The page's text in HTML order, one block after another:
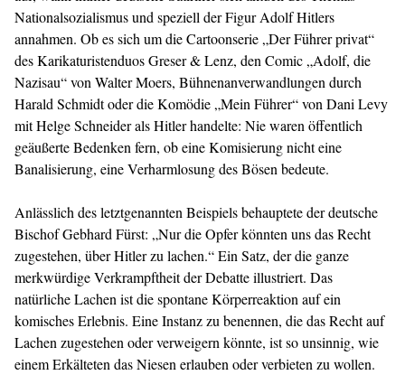
Nationalsozialismus und speziell der Figur Adolf Hitlers
annahmen. Ob es sich um die Cartoonserie „Der Führer privat“
des Karikaturistenduos Greser & Lenz, den Comic „Adolf, die
Nazisau“ von Walter Moers, Bühnenanverwandlungen durch
Harald Schmidt oder die Komödie „Mein Führer“ von Dani Levy
mit Helge Schneider als Hitler handelte: Nie waren öffentlich
geäußerte Bedenken fern, ob eine Komisierung nicht eine
Banalisierung, eine Verharmlosung des Bösen bedeute.
Anlässlich des letztgenannten Beispiels behauptete der deutsche
Bischof Gebhard Fürst: „Nur die Opfer könnten uns das Recht
zugestehen, über Hitler zu lachen.“ Ein Satz, der die ganze
merkwürdige Verkrampftheit der Debatte illustriert. Das
natürliche Lachen ist die spontane Körperreaktion auf ein
komisches Erlebnis. Eine Instanz zu benennen, die das Recht auf
Lachen zugestehen oder verweigern könnte, ist so unsinnig, wie
einem Erkälteten das Niesen erlauben oder verbieten zu wollen.